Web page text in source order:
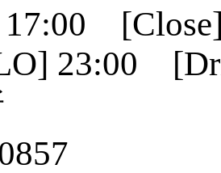
17:00
23:00